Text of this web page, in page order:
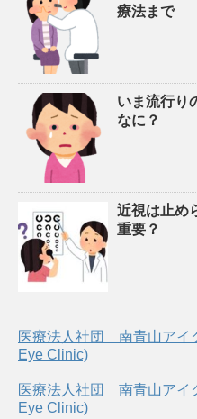
療法まで
いま流行り
なに？
近視は止め
重要？
医療法人社団 南青山アイ
Eye Clinic)
医療法人社団 南青山アイ
Eye Clinic)